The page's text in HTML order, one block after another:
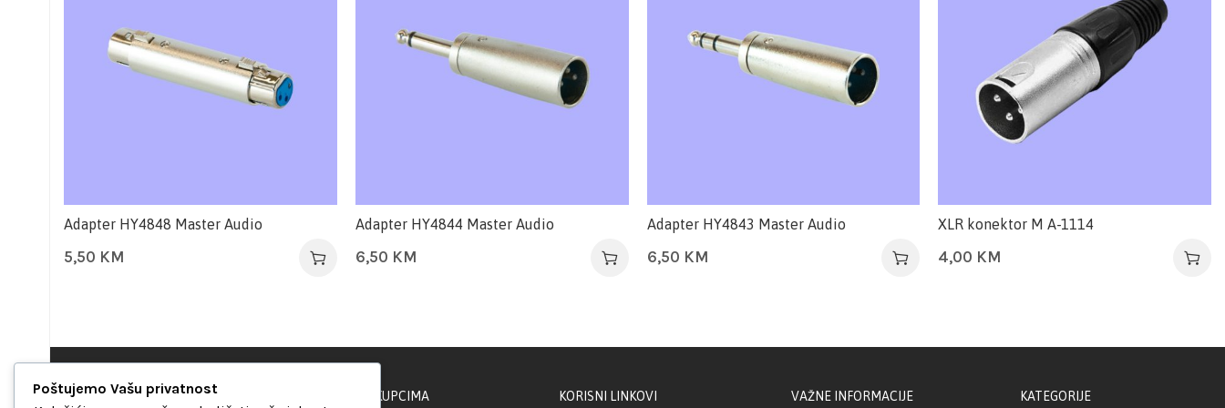
Adapter HY4848 Master Audio
5,50 KM
Adapter HY4844 Master Audio
6,50 KM
Adapter HY4843 Master Audio
6,50 KM
XLR konektor M A-1114
4,00 KM
“Set Up S” d.o.o. PODRŠKA KUPCIMA KORISNI LINKOVI VAŽNE INFORMACIJE KATEGORIJE
Poštujemo Vašu privatnost